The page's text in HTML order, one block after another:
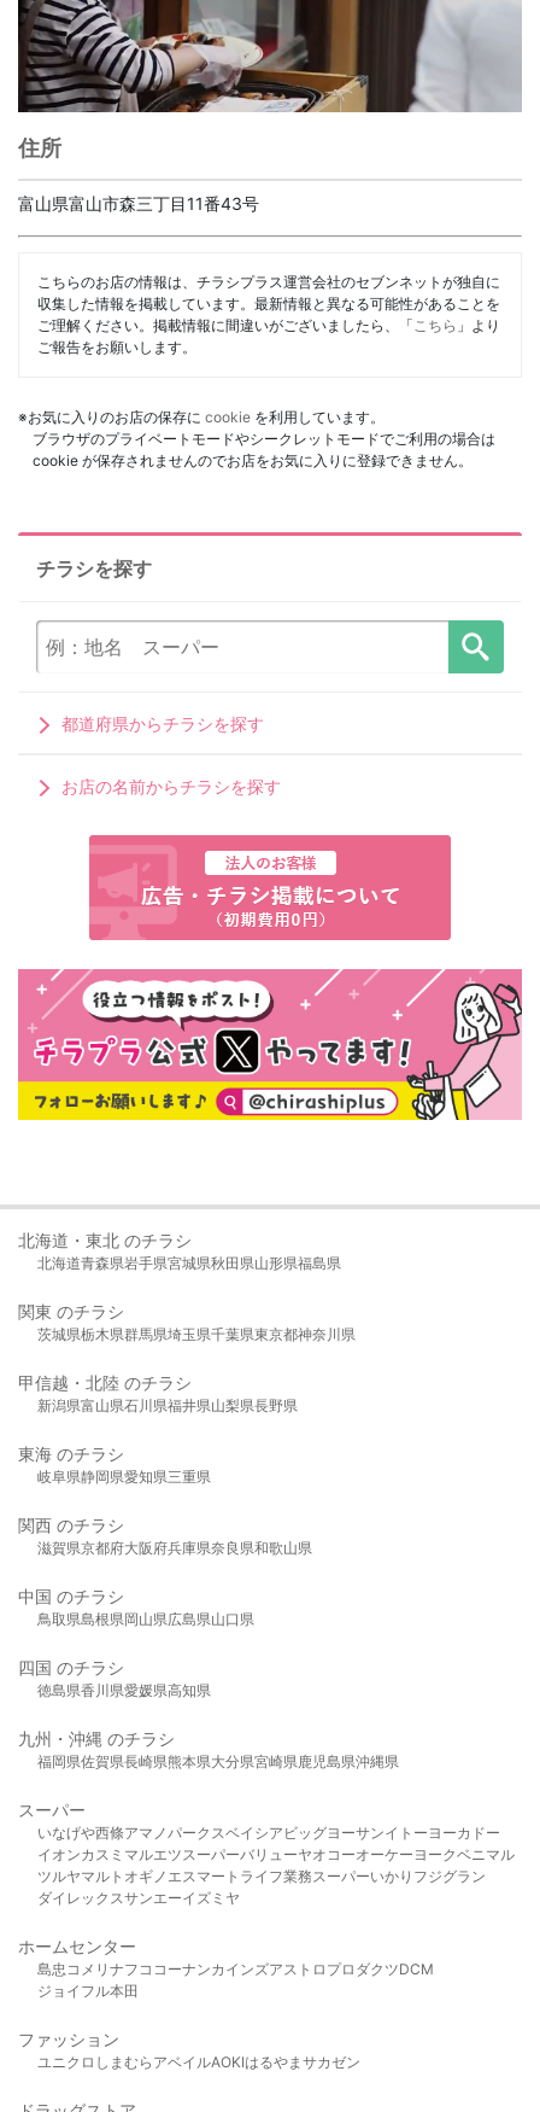
住所
富山県富山市森三丁目11番43号
こちらのお店の情報は、チラシプラス運営会社のセブンネットが独自に
収集した情報を掲載しています。最新情報と異なる可能性があることを
ご理解ください。掲載情報に間違いがございましたら、「 こちら 」より
ご報告をお願いします。
※お気に入りのお店の保存に cookie を利用しています。
ブラウザのプライベートモードやシークレットモードでご利用の場合は
cookie が保存されませんのでお店をお気に入りに登録できません。
チラシを探す
都道府県からチラシを探す
お店の名前からチラシを探す
北海道・東北 のチラシ
北海道青森県岩手県宮城県秋田県山形県福島県
関東 のチラシ
茨城県栃木県群馬県埼玉県千葉県東京都神奈川県
甲信越・北陸 のチラシ
新潟県富山県石川県福井県山梨県長野県
東海 のチラシ
岐阜県静岡県愛知県三重県
関西 のチラシ
滋賀県京都府大阪府兵庫県奈良県和歌山県
中国 のチラシ
鳥取県島根県岡山県広島県山口県
四国 のチラシ
徳島県香川県愛媛県高知県
九州・沖縄 のチラシ
福岡県佐賀県長崎県熊本県大分県宮崎県鹿児島県沖縄県
スーパー
いなげや西條アマノパークスベイシア ビッグヨーサンイトーヨーカドー
イオンカスミ マルエツスーパーバリューヤオコーオーケー ヨークベニマル
ツルヤマルト オギノ エスマート ライフ業務スーパーいかり フジグラン
ダイレックスサンエーイズミヤ
ホームセンター
島忠 コメリ ナフコ コーナンカインズアストロプロダクツDCM
ジョイフル本田
ファッション
ユニクロ しまむら アベイルAOKIはるやま サカゼン